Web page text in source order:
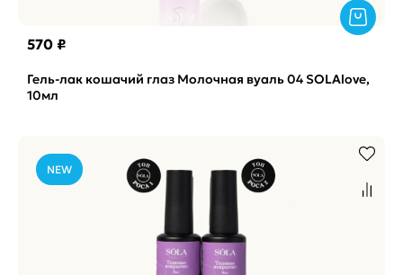
570 ₽
Гель-лак кошачий глаз Молочная вуаль 04 SOLAlove,
10мл
NEW